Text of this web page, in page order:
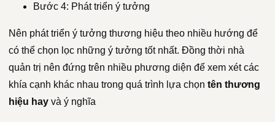
Bước 4: Phát triển ý tưởng
Nên phát triển ý tưởng thương hiệu theo nhiều hướng để
có thể chọn lọc những ý tưởng tốt nhất. Đồng thời nhà
quản trị nên đứng trên nhiều phương diện để xem xét các
khía cạnh khác nhau trong quá trình lựa chọn tên thương
hiệu hay và ý nghĩa